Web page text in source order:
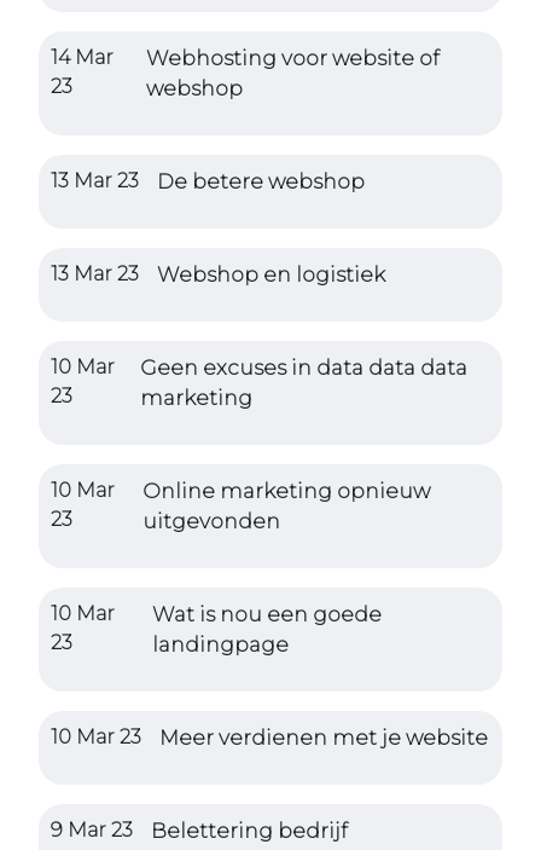
14 Mar
23
Webhosting voor website of
webshop
13 Mar 23 De betere webshop
13 Mar 23 Webshop en logistiek
10 Mar
23
Geen excuses in data data data
marketing
10 Mar
23
Online marketing opnieuw
uitgevonden
10 Mar
23
Wat is nou een goede
landingpage
10 Mar 23 Meer verdienen met je website
9 Mar 23 Belettering bedrijf